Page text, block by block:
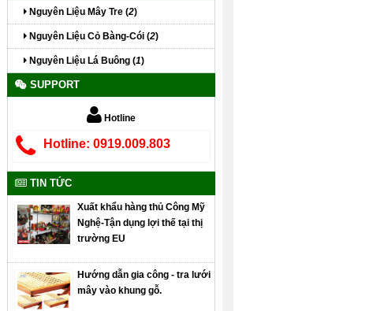
Nguyên Liệu Mây Tre (2)
Nguyên Liệu Cỏ Bàng-Cói (2)
Nguyên Liệu Lá Buông (1)
SUPPORT
Hotline
Hotline: 0919.009.803
TIN TỨC
Xuất khẩu hàng thủ Công Mỹ
Nghệ-Tận dụng lợi thế tại thị
trường EU
Hướng dẫn gia công - tra lưới
mây vào khung gỗ.